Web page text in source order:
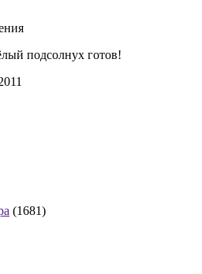
подсолнух готов!
(1681)